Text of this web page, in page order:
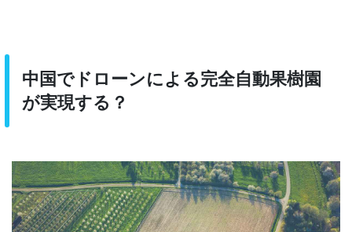
中国でドローンによる完全自動果樹園
が実現する？